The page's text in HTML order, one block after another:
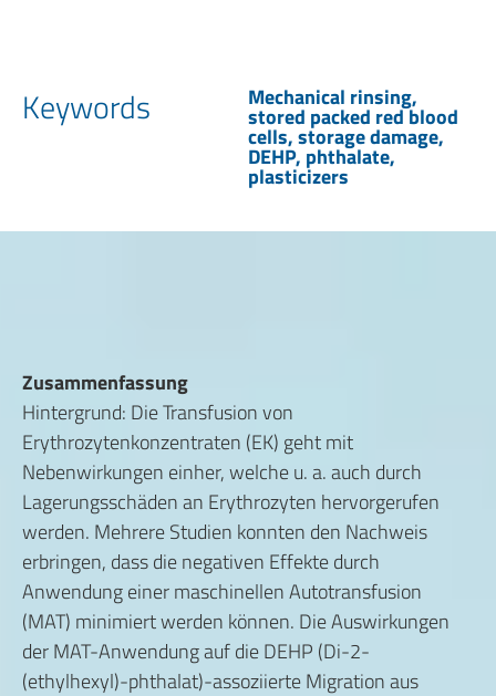
Keywords Mechanical rinsing,
stored packed red blood
cells, storage damage,
DEHP, phthalate,
plasticizers
Zusammenfassung
Hintergrund: Die Transfusion von
Erythrozytenkonzentraten (EK) geht mit
Nebenwirkungen einher, welche u. a. auch durch
Lagerungsschäden an Erythrozyten hervorgerufen
werden. Mehrere Studien konnten den Nachweis
erbringen, dass die negativen Effekte durch
Anwendung einer maschinellen Autotransfusion
(MAT) minimiert werden können. Die Auswirkungen
der MAT-Anwendung auf die DEHP (Di-2-
(ethylhexyl)-phthalat)-assoziierte Migration aus